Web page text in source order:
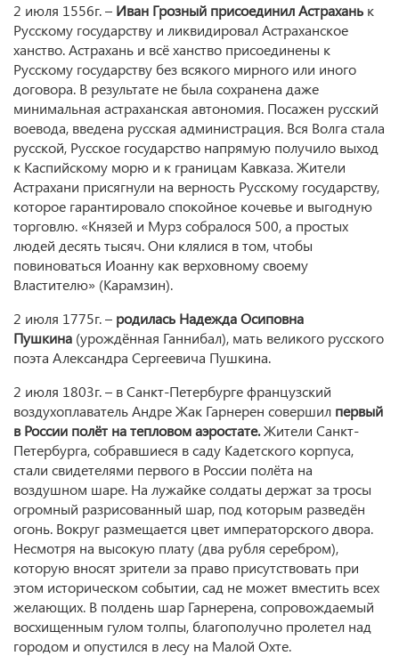
2 июля 1556г. – Иван Грозный присоединил Астрахань к
Русскому государству и ликвидировал Астраханское
ханство. Астрахань и всё ханство присоединены к
Русскому государству без всякого мирного или иного
договора. В результате не была сохранена даже
минимальная астраханская автономия. Посажен русский
воевода, введена русская администрация. Вся Волга стала
русской, Русское государство напрямую получило выход
к Каспийскому морю и к границам Кавказа. Жители
Астрахани присягнули на верность Русскому государству,
которое гарантировало спокойное кочевье и выгодную
торговлю. «Князей и Мурз собралося 500, а простых
людей десять тысяч. Они клялися в том, чтобы
повиноваться Иоанну как верховному своему
Властителю» (Карамзин).
2 июля 1775г. – родилась Надежда Осиповна
Пушкина (урождённая Ганнибал), мать великого русского
поэта Александра Сергеевича Пушкина.
2 июля 1803г. – в Санкт-Петербурге французский
воздухоплаватель Андре Жак Гарнерен совершил первый
в России полёт на тепловом аэростате.Жители Санкт-
Петербурга, собравшиеся в саду Кадетского корпуса,
стали свидетелями первого в России полёта на
воздушном шаре. На лужайке солдаты держат за тросы
огромный разрисованный шар, под которым разведён
огонь. Вокруг размещается цвет императорского двора.
Несмотря на высокую плату (два рубля серебром),
которую вносят зрители за право присутствовать при
этом историческом событии, сад не может вместить всех
желающих. В полдень шар Гарнерена, сопровождаемый
восхищенным гулом толпы, благополучно пролетел над
городом и опустился в лесу на Малой Охте.